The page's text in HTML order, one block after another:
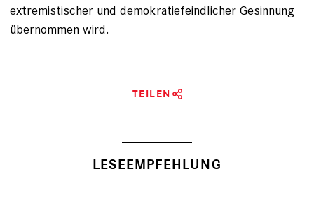
extremistischer und demokratiefeindlicher Gesinnung
übernommen wird.
TEILEN
LESEEMPFEHLUNG